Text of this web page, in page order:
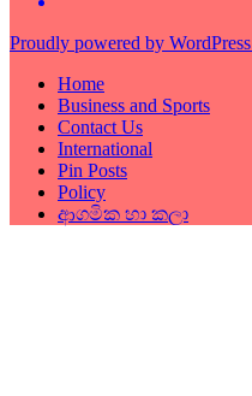
Proudly powered by WordPress
Home
Business and Sports
Contact Us
International
Pin Posts
Policy
ආගමික හා කලා